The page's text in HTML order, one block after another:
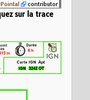
Nom:Le Saut du
Distance:
Altitude minimum:
Altitude maximum:
contributor
trace